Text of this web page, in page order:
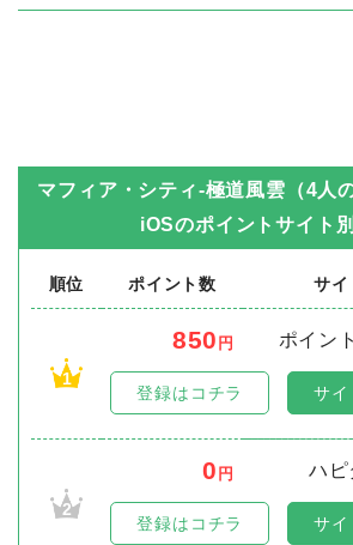
マフィア・シティ-極道風雲（4人
iOSのポイントサイト
順位 ポイント数 サイ
1
850 円
ポイン
登録はコチラ サイ
2
0 円
ハピ
登録はコチラ サイ